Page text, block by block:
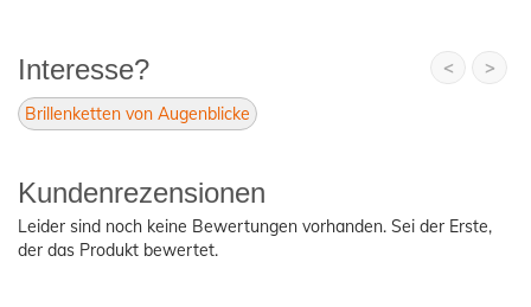
Interesse? < >
Brillenketten von Augenblicke
Kundenrezensionen
Leider sind noch keine Bewertungen vorhanden. Sei der Erste,
der das Produkt bewertet.